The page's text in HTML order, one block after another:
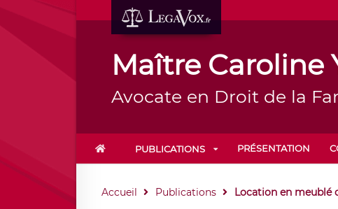
Maître Caroline
Avocate en Droit de la
PUBLICATIONS PRÉSENTATION
Accueil Publications Location en meublé